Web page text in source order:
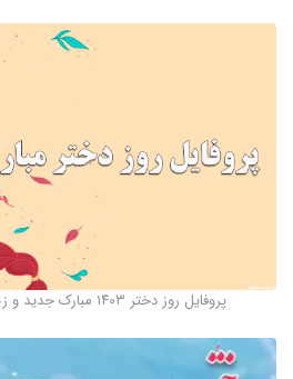
پروفایل روز دختر ۱۴۰۳ مبارک جدید و زیبا از طرف مادر و پدر ...